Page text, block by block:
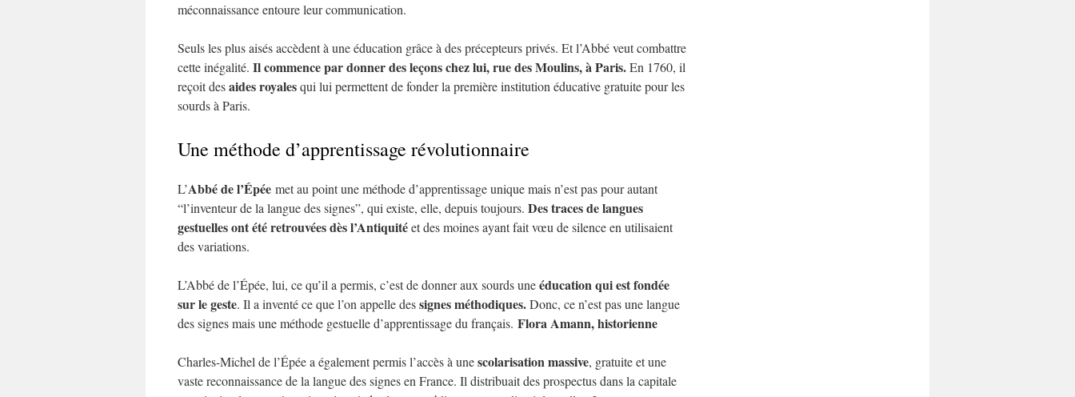
méconnaissance entoure leur communication.
Seuls les plus aisés accèdent à une éducation grâce à des précepteurs privés. Et l’Abbé veut combattre
cette inégalité. Il commence par donner des leçons chez lui, rue des Moulins, à Paris.En 1760, il
reçoit desaides royalesqui lui permettent de fonder la première institution éducative gratuite pour les
sourds à Paris.
Une méthode d’apprentissage révolutionnaire
L’Abbé de l’Épée met au point une méthode d’apprentissage unique mais n’est pas pour autant
“l’inventeur de la langue des signes”, qui existe, elle, depuis toujours. Des traces de langues
gestuelles ont été retrouvées dès l’Antiquitéet des moines ayant fait vœu de silence en utilisaient
des variations.
L’Abbé de l’Épée, lui, ce qu’il a permis, c’est de donner aux sourds uneéducation qui est fondée
sur le geste. Il a inventé ce que l’on appelle dessignes méthodiques.Donc, ce n’est pas une langue
des signes mais une méthode gestuelle d’apprentissage du français. Flora Amann, historienne
Charles-Michel de l’Épée a également permis l’accès à unescolarisation massive, gratuite et une
vaste reconnaissance de la langue des signes en France. Il distribuait des prospectus dans la capitale